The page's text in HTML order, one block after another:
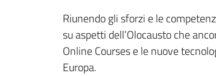
Riunendo gli sforzi e le
su aspetti dell’Olocausto che
Online Courses e le nuove
Europa.